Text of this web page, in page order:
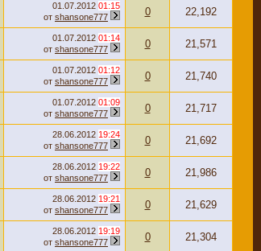
01.07.2012 01:15
от shansone777 0 22,192
01.07.2012 01:14
от shansone777 0 21,571
01.07.2012 01:12
от shansone777 0 21,740
01.07.2012 01:09
от shansone777 0 21,717
28.06.2012 19:24
от shansone777 0 21,692
28.06.2012 19:22
от shansone777 0 21,986
28.06.2012 19:21
от shansone777 0 21,629
28.06.2012 19:19
от shansone777 0 21,304